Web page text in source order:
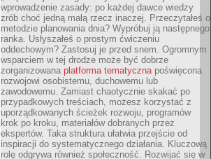
wprowadzenie zasady: po każdej dawce wiedzy
zrób choć jedną małą rzecz inaczej. Przeczytałeś o
metodzie planowania dnia? Wypróbuj ją następnego
ranka. Usłyszałeś o prostym ćwiczeniu
oddechowym? Zastosuj je przed snem. Ogromnym
wsparciem w tej drodze może być dobrze
zorganizowana platforma tematycznapoświęcona
rozwojowi osobistemu, duchowemu lub
zawodowemu. Zamiast chaotycznie skakać po
przypadkowych treściach, możesz korzystać z
uporządkowanych ścieżek rozwoju, programów
krok po kroku, materiałów dobranych przez
ekspertów. Taka struktura ułatwia przejście od
inspiracji do systematycznego działania. Kluczową
rolę odgrywa również społeczność. Rozwijać się w